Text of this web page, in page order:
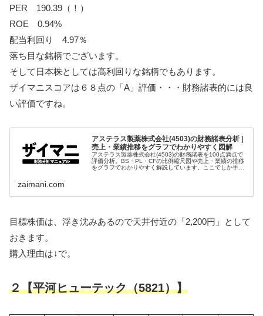
PER 190.39（！）
ROE 0.94%
配当利回り 4.97％
落ち目な銘柄でございます。
そして日本株としては高利回りな銘柄でもあります。
ザイマニスコアは６８点の「A」評価・・・財務諸表的には良
い評価ですね。
アステラス製薬株式会社(4503)の財務諸表分析 |
売上・業績推移をグラフでわかりやすく図解
アステラス製薬株式会社(4503)の財務諸表を100点満点で
評価分析。BS・PL・CFの比例縮尺図や売上・業績の推移
をグラフでわかりやすく解説しています。ここでしか手に
zaimani.com
目標株価は、浮き沈みあるので天井付近の「2,200円」として
おきます。
購入理由は↓で。
２【平河ヒューテック（5821）】